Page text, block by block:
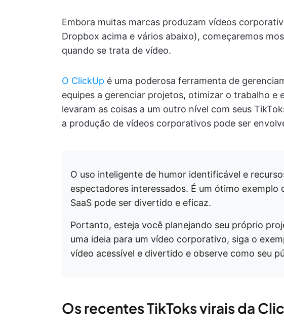
Embora muitas marcas produzam vídeos
Dropbox acima e vários abaixo), começaremos
quando se trata de vídeo.
O ClickUp é uma poderosa ferramenta de
equipes a gerenciar projetos, otimizar o trabalho e
levaram as coisas a um outro nível com seus
a produção de vídeos corporativos pode ser
O uso inteligente de humor identificável e
espectadores interessados. É um ótimo
SaaS pode ser divertido e eficaz.
Portanto, esteja você planejando seu próprio
uma ideia para um vídeo corporativo, siga o
vídeo acessível e divertido e observe como seu
Os recentes TikToks virais da